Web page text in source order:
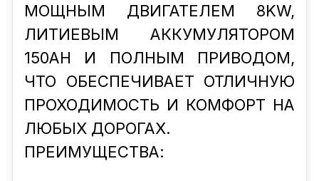
МОЩНЫМ ДВИГАТЕЛЕМ 8KW,
ЛИТИЕВЫМ АККУМУЛЯТОРОМ
150AH И ПОЛНЫМ ПРИВОДОМ,
ЧТО ОБЕСПЕЧИВАЕТ ОТЛИЧНУЮ
ПРОХОДИМОСТЬ И КОМФОРТ НА
ЛЮБЫХ ДОРОГАХ.
ПРЕИМУЩЕСТВА: